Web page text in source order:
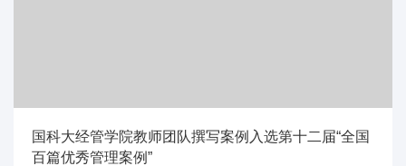
国科大经管学院教师团队撰写案例入选第十二届“全国
百篇优秀管理案例”